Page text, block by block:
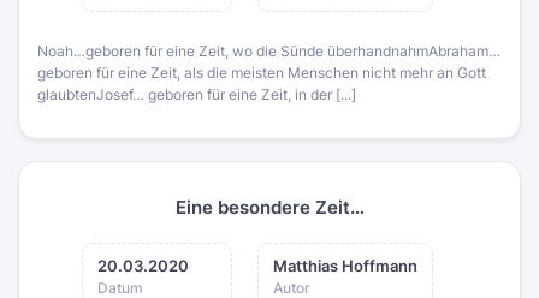
Noah…geboren für eine Zeit, wo die Sünde überhandnahmAbraham…
geboren für eine Zeit, als die meisten Menschen nicht mehr an Gott
glaubtenJosef… geboren für eine Zeit, in der [...]
Eine besondere Zeit…
20.03.2020
Datum
Matthias Hoffmann
Autor